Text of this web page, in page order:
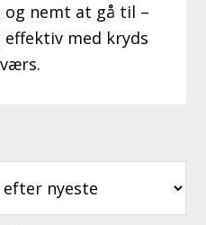
nemt at gå til –
med kryds